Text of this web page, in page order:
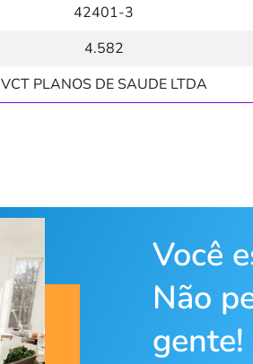
42401-3
4.582
VCT PLANOS DE SAUDE LTDA
Você
Não
gente!